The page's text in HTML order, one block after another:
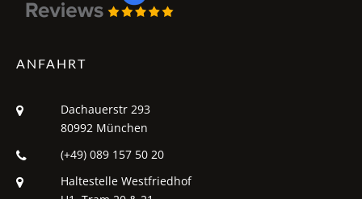
ANFAHRT
Dachauerstr 293
80992 München
(+49) 089 157 50 20
Haltestelle Westfriedhof